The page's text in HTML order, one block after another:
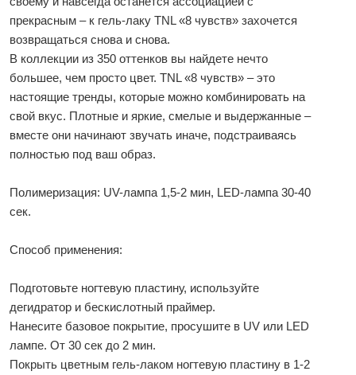
прекрасным – к гель-лаку TNL «8 чувств» захочется
возвращаться снова и снова.
В коллекции из 350 оттенков вы найдете нечто
большее, чем просто цвет. TNL «8 чувств» – это
настоящие тренды, которые можно комбинировать на
свой вкус. Плотные и яркие, смелые и выдержанные –
вместе они начинают звучать иначе, подстраиваясь
полностью под ваш образ.
Полимеризация: UV-лампа 1,5-2 мин, LED-лампа 30-40
сек.
Способ применения:
Подготовьте ногтевую пластину, используйте
дегидратор и бескислотный праймер.
Нанесите базовое покрытие, просушите в UV или LED
лампе. От 30 сек до 2 мин.
Покрыть цветным гель-лаком ногтевую пластину в 1-2